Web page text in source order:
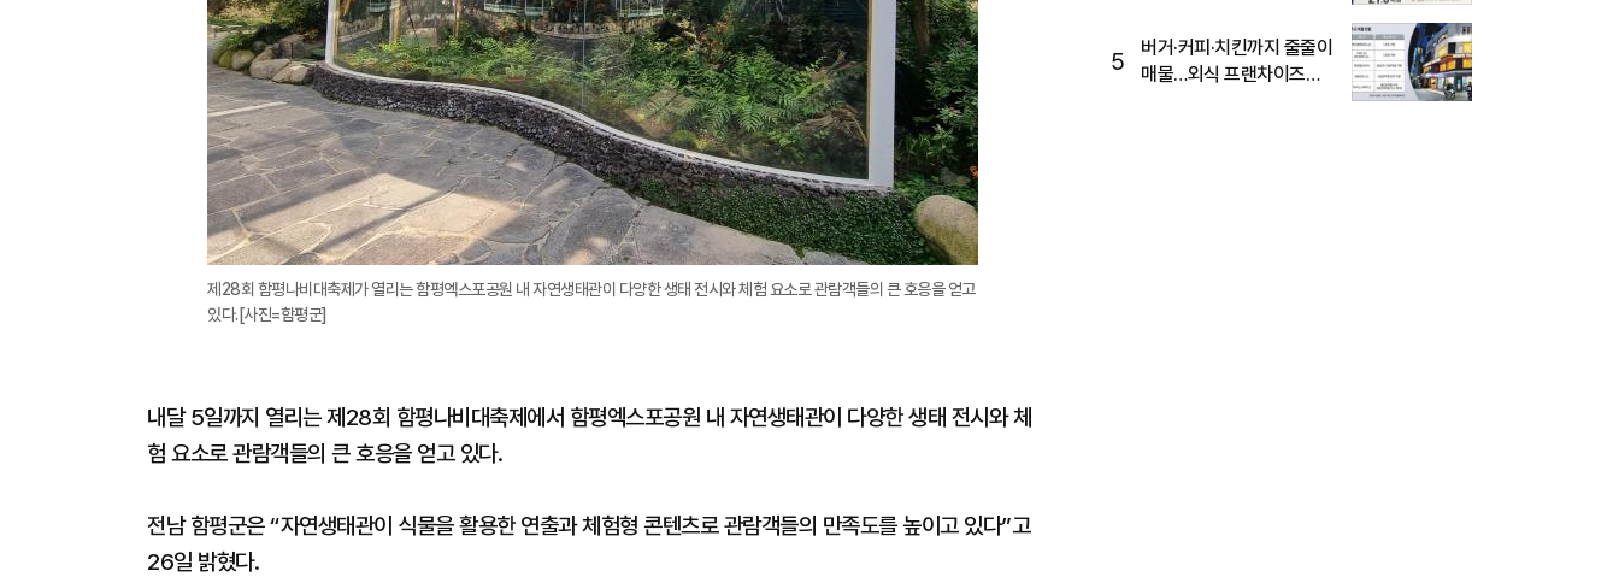
제28회 함평나비대축제가 열리는 함평엑스포공원 내 자연생태관이 다양한 생태 전시와 체험 요소로 관람객들의 큰 호응을 얻고
있다.[사진=함평군]
내달 5일까지 열리는 제28회 함평나비대축제에서 함평엑스포공원 내 자연생태관이 다양한 생태 전시와 체
험 요소로 관람객들의 큰 호응을 얻고 있다.
전남 함평군은 “자연생태관이 식물을 활용한 연출과 체험형 콘텐츠로 관람객들의 만족도를 높이고 있다”고
26일 밝혔다.
5
버거·커피·치킨까지 줄줄이
매물…외식 프랜차이즈